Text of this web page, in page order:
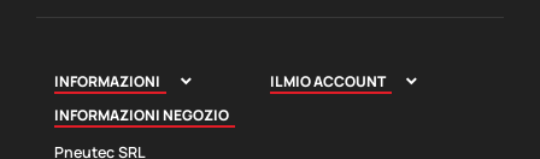
INFORMAZIONI  IL MIO ACCOUNT 
INFORMAZIONI NEGOZIO
Pneutec SRL